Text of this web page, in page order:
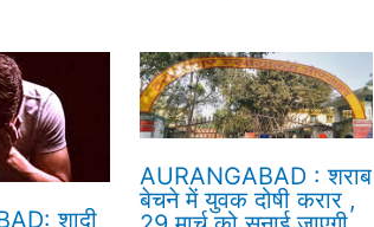
शादी
AURANGABAD : शराब
बेचने में युवक दोषी करार ,